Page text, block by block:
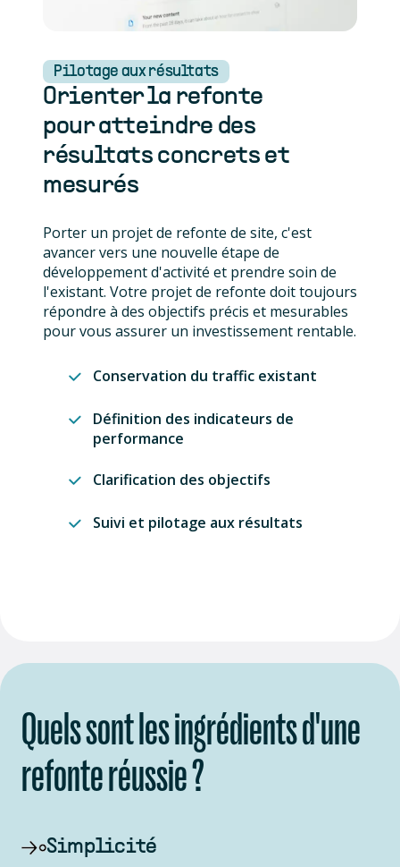
Pilotage aux résultats
Orienter la refonte
pour atteindre des
résultats concrets et
mesurés
Porter un projet de refonte de site, c'est
avancer vers une nouvelle étape de
développement d'activité et prendre soin de
l'existant. Votre projet de refonte doit toujours
répondre à des objectifs précis et mesurables
pour vous assurer un investissement rentable.
Conservation du traffic existant
Définition des indicateurs de
performance
Clarification des objectifs
Suivi et pilotage aux résultats
Quels sont les ingrédients d'une
refonte réussie ?
Simplicité